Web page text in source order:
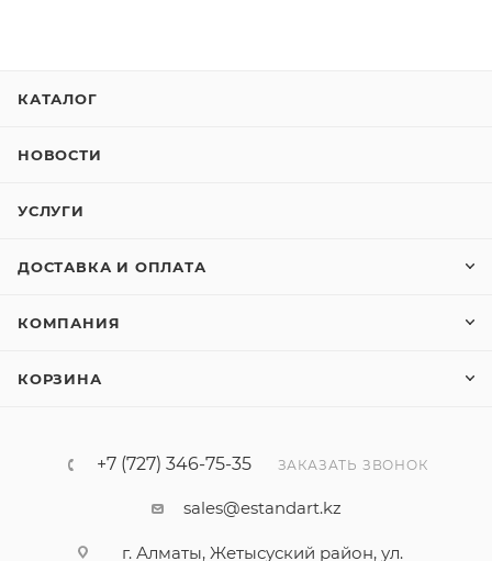
ПОЛИАМИДА ИЛИ КОМПАКТНАЯ 6000 I
КАТАЛОГ
НОВОСТИ
УСЛУГИ
ДОСТАВКА И ОПЛАТА
КОМПАНИЯ
КОРЗИНА
+7 (727) 346-75-35 ЗАКАЗАТЬ ЗВОНОК
sales@estandart.kz
г. Алматы, Жетысуский район, ул.